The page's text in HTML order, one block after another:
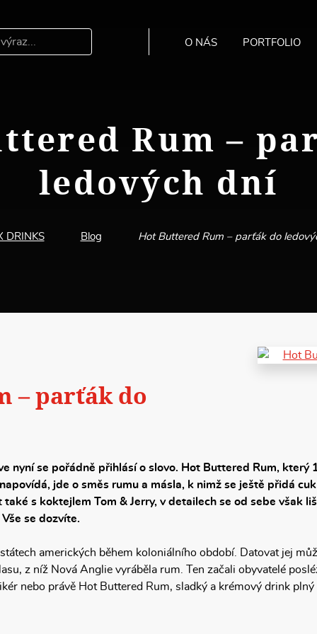
O NÁS PORTFOLIO
Rum –
ledových dní
DRINKS Blog Hot Buttered Rum – parťák do
– parťák do
nyní se pořádně přihlásí o slovo. Hot Buttered Rum, který
jde o směs rumu a másla, k nimž se ještě přidá
s koktejlem Tom & Jerry, v detailech se od sebe však
se dozvíte.
amerických během koloniálního období. Datovat jej
z níž Nová Anglie vyráběla rum. Ten začali obyvatelé
nebo právě Hot Buttered Rum, sladký a krémový drink plný